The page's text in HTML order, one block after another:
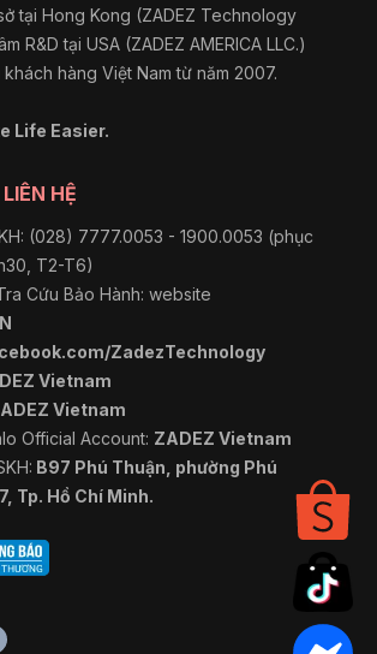
tại Hong Kong (ZADEZ Technology
R&D tại USA (ZADEZ AMERICA LLC.)
hàng Việt Nam từ năm 2007.
Life Easier.
HỆ
(028) 7777.0053 - 1900.0053 (phục
T2-T6)
Cứu Bảo Hành: website
ZadezTechnology
Vietnam
Vietnam
Official Account: ZADEZ Vietnam
B97 Phú Thuận, phường Phú
Tp. Hồ Chí Minh.